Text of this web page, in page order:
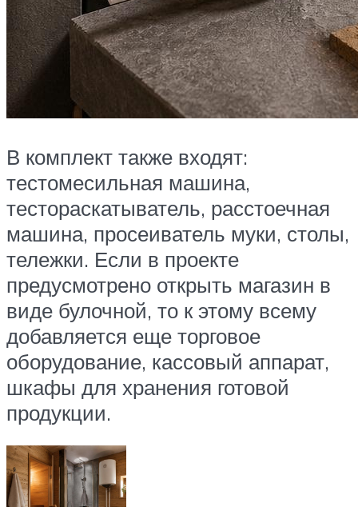
В комплект также входят:
тестомесильная машина,
тестораскатыватель, расстоечная
машина, просеиватель муки, столы,
тележки. Если в проекте
предусмотрено открыть магазин в
виде булочной, то к этому всему
добавляется еще торговое
оборудование, кассовый аппарат,
шкафы для хранения готовой
продукции.